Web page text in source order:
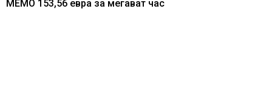
МЕМО 153,56 евра за мегават час